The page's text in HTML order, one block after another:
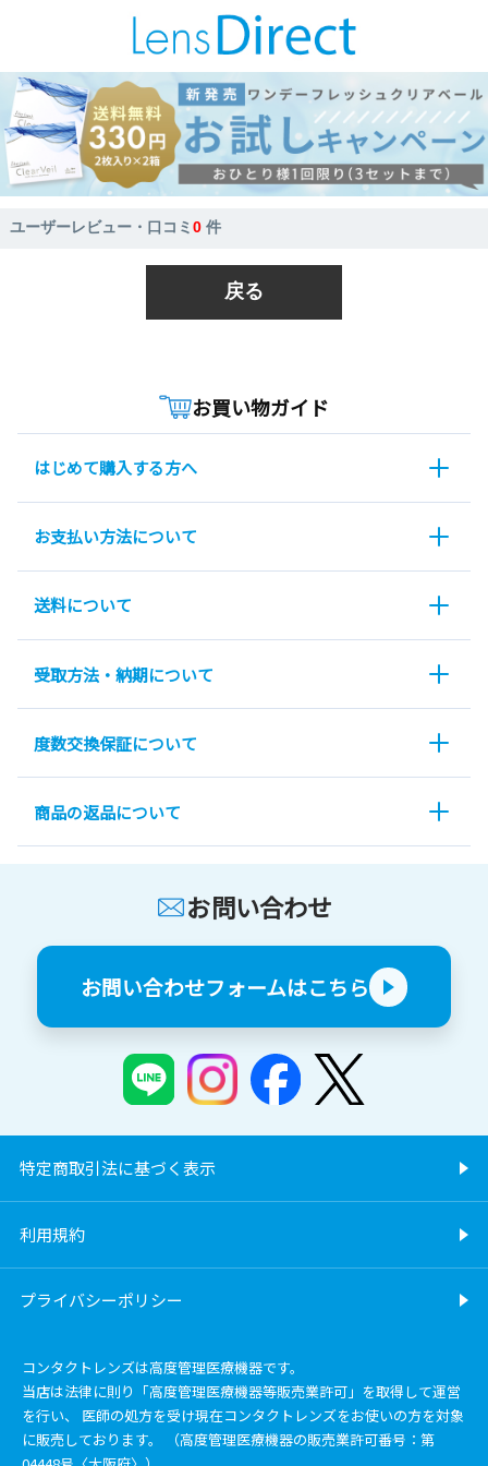
ユーザーレビュー・口コミ0 件
戻る
お買い物ガイド
はじめて購入する方へ
お支払い方法について
送料について
受取方法・納期について
度数交換保証について
商品の返品について
お問い合わせ
お問い合わせフォームはこちら
特定商取引法に基づく表示
利用規約
プライバシーポリシー
コンタクトレンズは高度管理医療機器です。
当店は法律に則り「高度管理医療機器等販売業許可」を取得して運営
を行い、 医師の処方を受け現在コンタクトレンズをお使いの方を対象
に販売しております。 （高度管理医療機器の販売業許可番号：第